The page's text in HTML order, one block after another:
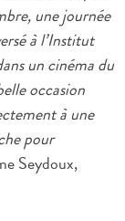
une journée
à l’Institut
un cinéma du
occasion
à une
pour
Seydoux,